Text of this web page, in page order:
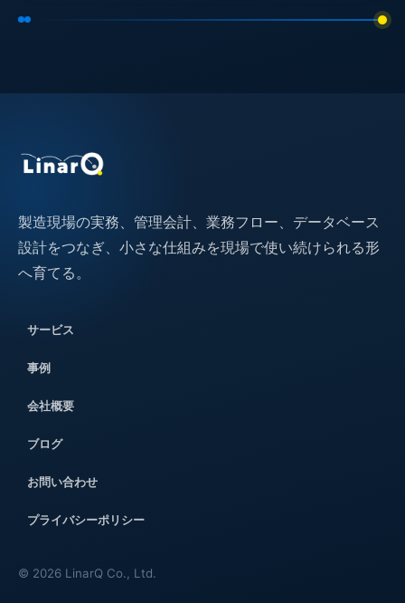
製造現場の実務、管理会計、業務フロー、データベース
設計をつなぎ、小さな仕組みを現場で使い続けられる形
へ育てる。
サービス
事例
会社概要
ブログ
お問い合わせ
プライバシーポリシー
© 2026 LinarQ Co., Ltd.